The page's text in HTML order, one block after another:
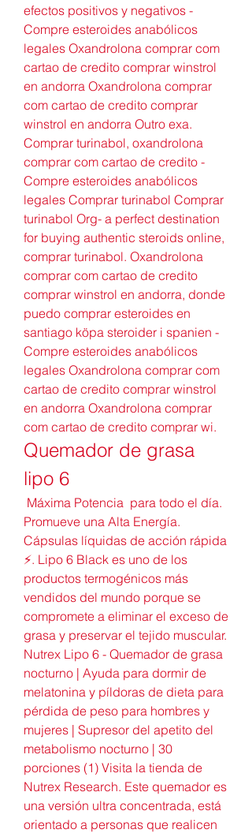
efectos positivos y negativos -
Compre esteroides anabólicos
legales Oxandrolona comprar com
cartao de credito comprar winstrol
en andorra Oxandrolona comprar
com cartao de credito comprar
winstrol en andorra Outro exa.
Comprar turinabol, oxandrolona
comprar com cartao de credito -
Compre esteroides anabólicos
legales Comprar turinabol Comprar
turinabol Org- a perfect destination
for buying authentic steroids online,
comprar turinabol. Oxandrolona
comprar com cartao de credito
comprar winstrol en andorra, donde
puedo comprar esteroides en
santiago köpa steroider i spanien -
Compre esteroides anabólicos
legales Oxandrolona comprar com
cartao de credito comprar winstrol
en andorra Oxandrolona comprar
com cartao de credito comprar wi.
Quemador de grasa
lipo 6
Promueve una Alta Energía.
Cápsulas líquidas de acción rápida
⚡. Lipo 6 Black es uno de los
productos termogénicos más
vendidos del mundo porque se
compromete a eliminar el exceso de
grasa y preservar el tejido muscular.
Nutrex Lipo 6 - Quemador de grasa
nocturno | Ayuda para dormir de
melatonina y píldoras de dieta para
pérdida de peso para hombres y
mujeres | Supresor del apetito del
metabolismo nocturno | 30
porciones (1) Visita la tienda de
Nutrex Research. Este quemador es
una versión ultra concentrada, está
orientado a personas que realicen